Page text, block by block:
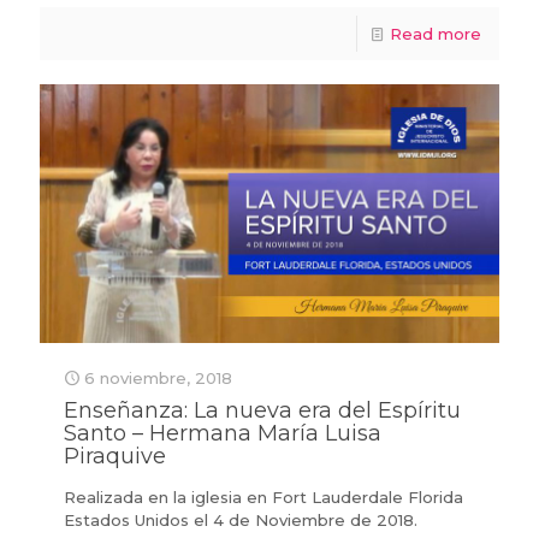
Read more
6 noviembre, 2018
Enseñanza: La nueva era del Espíritu
Santo – Hermana María Luisa
Piraquive
Realizada en la iglesia en Fort Lauderdale Florida
Estados Unidos el 4 de Noviembre de 2018.